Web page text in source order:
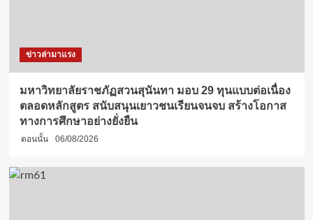
ข่าวล่ามาแรง
มหาวิทยาลัยราชภัฏสวนสุนันทา มอบ 29 ทุนแบบต่อเนื่อง
ตลอดหลักสูตร สนับสนุนเยาวชนเรียนจนจบ สร้างโอกาส
ทางการศึกษาอย่างยั่งยืน
ตอนนั้น 06/08/2026